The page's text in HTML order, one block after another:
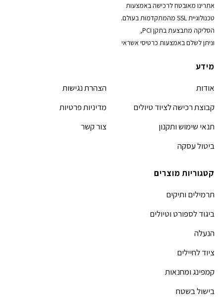
אתרינו מאובטח לרכישה באמצעות
טכנולוגיית SSL מהמתקדמות בעולם.
הסליקה מתבצעת בתקן PCI,
וניתן לשלם באמצעות כרטיסי אשראי
מידע
אודות
קבוצת רכישה לציוד טיולים
תנאי שימוש ותקנון
ביטול עסקה
הצהרת נגישות
מדיניות פרטיות
צור קשר
קטגוריות מוצרים
תרמילים ותיקים
ביגוד לספורט וטיולים
הנעלה
ציוד לחיילים
קמפינג ומחנאות
בישול בשטח